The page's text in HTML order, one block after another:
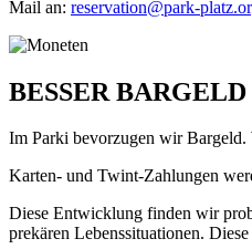
Mail an: reservation@park-
BESSER BARGELD
Im Parki bevorzugen wir Bargeld.
Karten- und Twint-Zahlungen
Diese Entwicklung finden wir
prekären Lebenssituationen.